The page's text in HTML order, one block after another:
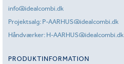
info@idealcombi.dk
Projektsalg: P-AARHUS@idealcombi.dk
Håndværker: H-AARHUS@idealcombi.dk
PRODUKTINFORMATION